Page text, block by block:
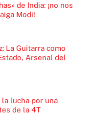
de India: ¡no nos
Modi!
La Guitarra como
Arsenal del
lucha por una
de la 4T